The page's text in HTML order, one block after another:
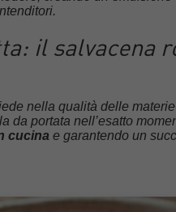
il salvacena
nella qualità delle
da portata nell’esatto
cucina e garantendo un